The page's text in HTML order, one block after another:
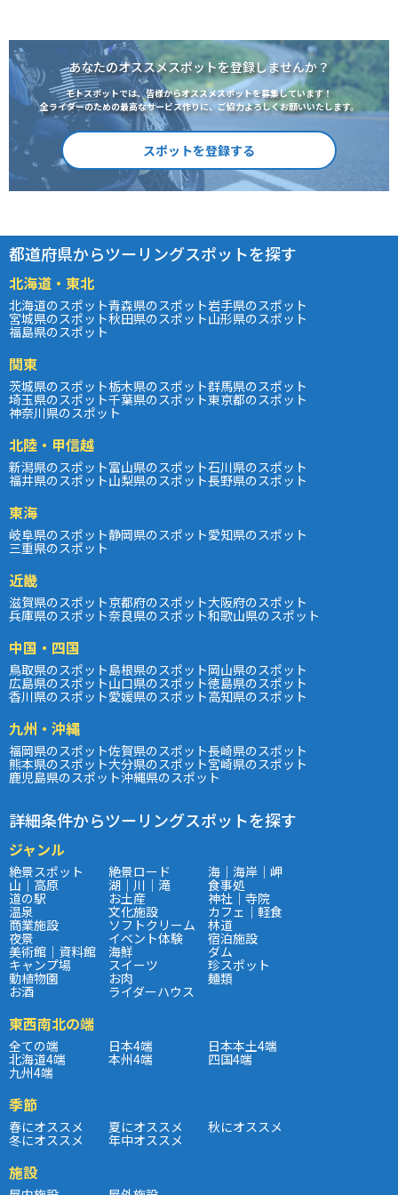
あなたのオススメスポットを登録しませんか？
モトスポットでは、皆様からオススメスポットを募集しています！
全ライダーのための最高なサービス作りに、ご協力よろしくお願いいたします。
スポットを登録する
都道府県からツーリングスポットを探す
北海道・東北
北海道のスポット青森県のスポット岩手県のスポット
宮城県のスポット秋田県のスポット山形県のスポット
福島県のスポット
関東
茨城県のスポット栃木県のスポット群馬県のスポット
埼玉県のスポット千葉県のスポット東京都のスポット
神奈川県のスポット
北陸・甲信越
新潟県のスポット富山県のスポット石川県のスポット
福井県のスポット山梨県のスポット長野県のスポット
東海
岐阜県のスポット静岡県のスポット愛知県のスポット
三重県のスポット
近畿
滋賀県のスポット京都府のスポット大阪府のスポット
兵庫県のスポット奈良県のスポット和歌山県のスポット
中国・四国
鳥取県のスポット島根県のスポット岡山県のスポット
広島県のスポット山口県のスポット徳島県のスポット
香川県のスポット愛媛県のスポット高知県のスポット
九州・沖縄
福岡県のスポット佐賀県のスポット長崎県のスポット
熊本県のスポット大分県のスポット宮崎県のスポット
鹿児島県のスポット沖縄県のスポット
詳細条件からツーリングスポットを探す
ジャンル
絶景スポット 絶景ロード 海｜海岸｜岬
山｜高原 湖｜川｜滝 食事処
道の駅 お土産 神社｜寺院
温泉 文化施設 カフェ｜軽食
商業施設 ソフトクリーム 林道
夜景 イベント体験 宿泊施設
美術館｜資料館 海鮮 ダム
キャンプ場 スイーツ 珍スポット
動植物園 お肉 麺類
お酒 ライダーハウス
東西南北の端
全ての端 日本4端 日本本土4端
北海道4端 本州4端 四国4端
九州4端
季節
春にオススメ 夏にオススメ 秋にオススメ
冬にオススメ 年中オススメ
施設